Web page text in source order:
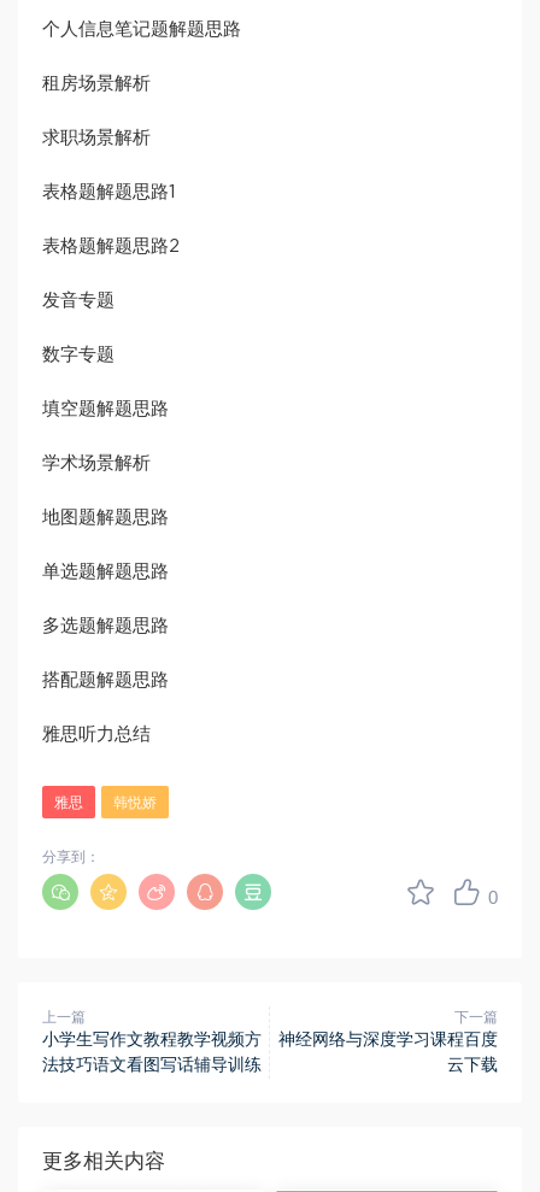
个人信息笔记题解题思路
租房场景解析
求职场景解析
表格题解题思路1
表格题解题思路2
发音专题
数字专题
填空题解题思路
学术场景解析
地图题解题思路
单选题解题思路
多选题解题思路
搭配题解题思路
雅思听力总结
雅思 韩悦娇
0
分享到：
上一篇
小学生写作文教程教学视频方
法技巧语文看图写话辅导训练
下一篇
神经网络与深度学习课程百度
云下载
更多相关内容